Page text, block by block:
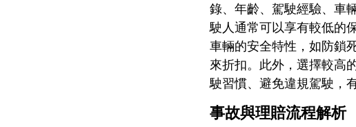
錄、年齡、駕駛經驗、車
駛人通常可以享有較低的
車輛的安全特性，如防鎖
來折扣。此外，選擇較高
駛習慣、避免違規駕駛，
事故與理賠流程解析